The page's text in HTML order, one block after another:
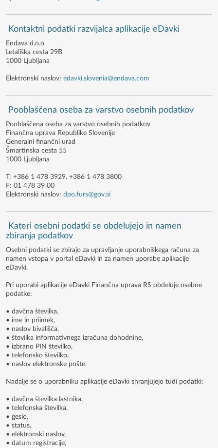
Kontaktni podatki razvijalca aplikacije eDavki
Endava d.o.o
Letališka cesta 29B
1000 Ljubljana
Elektronski naslov: edavki.slovenia@endava.com
Pooblaščena oseba za varstvo osebnih podatkov
Pooblaščena oseba za varstvo osebnih podatkov
Finančna uprava Republike Slovenije
Generalni finančni urad
Šmartinska cesta 55
1000 Ljubljana
T: +386 1 478 3929, +386 1 478 3800
F: 01 478 39 00
Elektronski naslov: dpo.furs@gov.si
Kateri osebni podatki se obdelujejo in namen
zbiranja podatkov
Osebni podatki se zbirajo za upravljanje uporabniškega računa za
namen vstopa v portal eDavki in za namen uporabe aplikacije
eDavki.
Pri uporabi aplikacije eDavki Finančna uprava RS obdeluje osebne
podatke:
• davčna številka,
• ime in priimek,
• naslov bivališča,
• številka informativnega izračuna dohodnine,
• izbrano PIN številko,
• telefonsko številko,
• naslov elektronske pošte.
Nadalje se o uporabniku aplikacije eDavki shranjujejo tudi podatki:
• davčna številka lastnika,
• telefonska številka,
• geslo,
• status,
• elektronski naslov,
• datum registracije,